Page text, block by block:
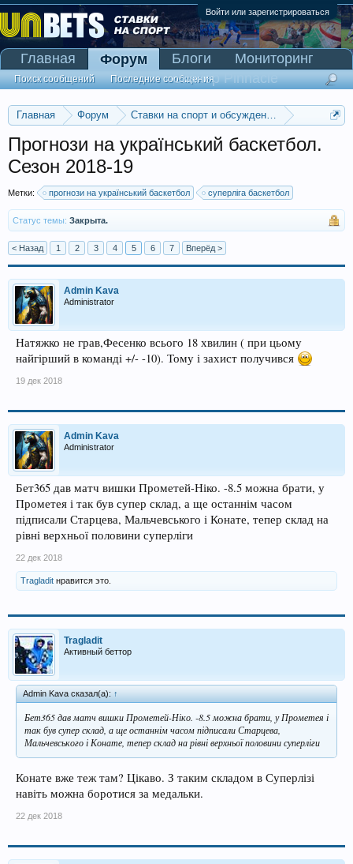
Войти или зарегистрироваться
Главная Форум
Ставки на спорт и обсуждение спортивных
Прогнози на український баскетбол.
Сезон 2018-19
Метки: прогнози на український баскетбол суперліга баскетбол
Статус темы: Закрыта.
< Назад 1 2 3 4 5 6 7 Вперёд >
Admin Kava
Administrator
Натяжко не грав,Фесенко всього 18 хвилин ( при цьому
найгірший в команді +/- -10). Тому і захист получився
19 дек 2018
Admin Kava
Administrator
Бет365 дав матч вишки Прометей-Ніко. -8.5 можна брати, у
Прометея і так був супер склад, а ще останнім часом
підписали Старцева, Мальчевського і Конате, тепер склад на
рівні верхньої половини суперліги
22 дек 2018
Tragladit нравится это.
Tragladit
Активный беттор
Admin Kava сказал(а): ↑
Бет365 дав матч вишки Прометей-Ніко. -8.5 можна брати, у Прометея і
так був супер склад, а ще останнім часом підписали Старцева,
Мальчевського і Конате, тепер склад на рівні верхньої половини суперліги
Конате вже теж там? Цікаво. З таким складом в Суперлізі
навіть можна боротися за медальки.
22 дек 2018
Главная Форум
Поиск сообщений Последние сообщения
Блоги
Мониторинг
Сканер Pinnacle